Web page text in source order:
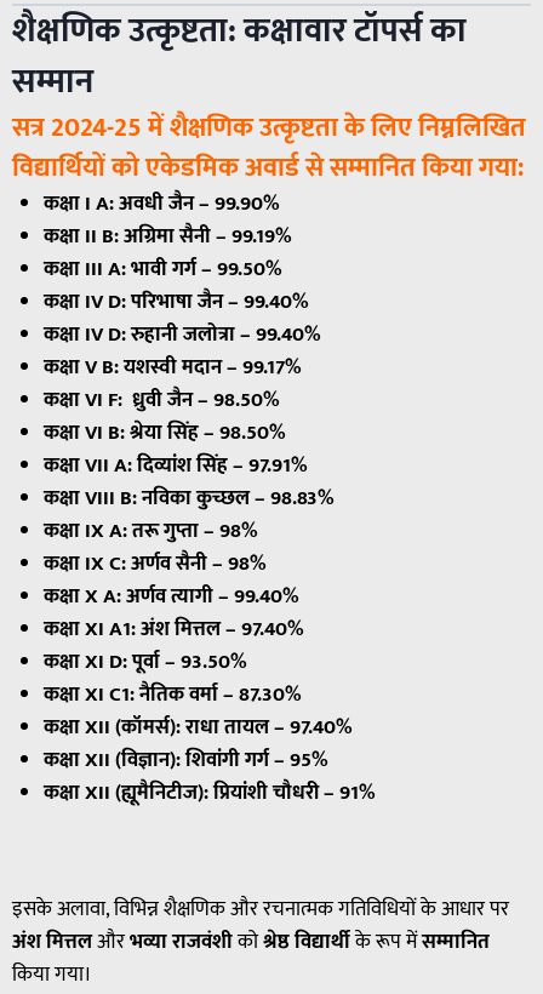
शैक्षणिक उत्कृष्टता: कक्षावार टॉपर्स का
सम्मान
सत्र 2024-25 में शैक्षणिक उत्कृष्टता के लिए निम्नलिखित
विद्यार्थियों को एकेडमिक अवार्ड से सम्मानित किया गया:
कक्षा I A: अवधी जैन – 99.90%
कक्षा II B: अग्रिमा सैनी – 99.19%
कक्षा III A: भावी गर्ग – 99.50%
कक्षा IV D: परिभाषा जैन – 99.40%
कक्षा IV D: रुहानी जलोत्रा – 99.40%
कक्षा V B: यशस्वी मदान – 99.17%
कक्षा VI F: ध्रुवी जैन – 98.50%
कक्षा VI B: श्रेया सिंह – 98.50%
कक्षा VII A: दिव्यांश सिंह – 97.91%
कक्षा VIII B: नविका कुच्छल – 98.83%
कक्षा IX A: तरू गुप्ता – 98%
कक्षा IX C: अर्णव सैनी – 98%
कक्षा X A: अर्णव त्यागी – 99.40%
कक्षा XI A1: अंश मित्तल – 97.40%
कक्षा XI D: पूर्वा – 93.50%
कक्षा XI C1: नैतिक वर्मा – 87.30%
कक्षा XII (कॉमर्स): राधा तायल – 97.40%
कक्षा XII (विज्ञान): शिवांगी गर्ग – 95%
कक्षा XII (ह्यूमैनिटीज): प्रियांशी चौधरी – 91%
इसके अलावा, विभिन्न शैक्षणिक और रचनात्मक गतिविधियों के आधार पर
अंश मित्तलऔरभव्या राजवंशीकोश्रेष्ठ विद्यार्थीके रूप मेंसम्मानित
किया गया।